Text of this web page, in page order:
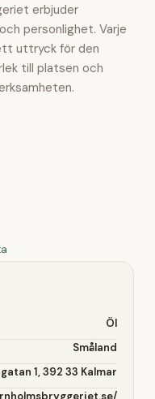
erbjuder
personlighet. Varje
uttryck för den
till platsen och
Öl
Småland
1, 392 33 Kalmar